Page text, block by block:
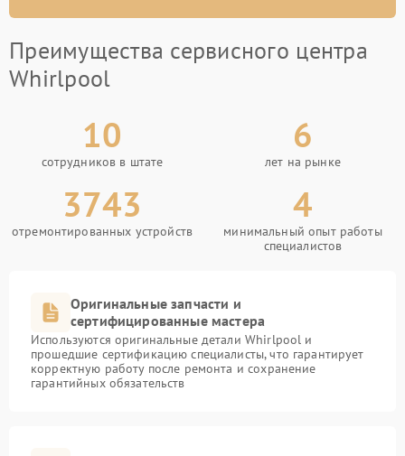
Преимущества сервисного центра
Whirlpool
10
сотрудников в штате
6
лет на рынке
3743
отремонтированных устройств
4
минимальный опыт работы
специалистов
Оригинальные запчасти и
сертифицированные мастера
Используются оригинальные детали Whirlpool и
прошедшие сертификацию специалисты, что гарантирует
корректную работу после ремонта и сохранение
гарантийных обязательств